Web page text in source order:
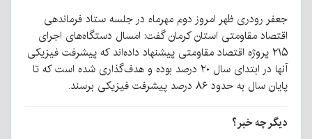
جعفر رودری ظهر امروز دوم مهرماه در جلسه ستاد فرماندهی
اقتصاد مقاومتی استان کرمان گفت: امسال دستگاه‌های اجرای
۲۱۵ پروژه اقتصاد مقاومتی پیشنهاد داده‌اند که پیشرفت فیزیکی
آنها در ابتدای سال ۲۰ درصد بوده و هدف‌گذاری شده است که تا
پایان سال به حدود ۸۶ درصد پیشرفت فیزیکی برسند.
دیگر چه خبر؟